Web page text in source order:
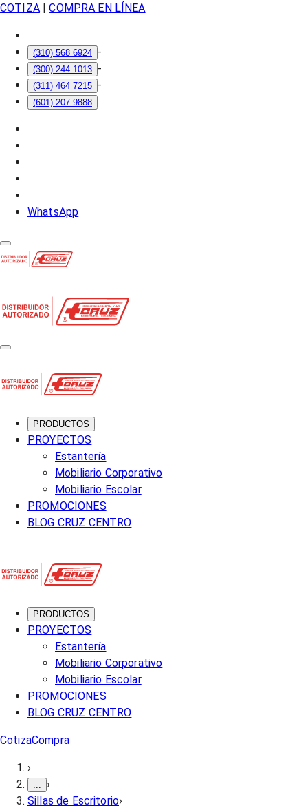
COTIZA| COMPRA EN LÍNEA
(310) 568 6924 -
(300) 244 1013 -
(311) 464 7215 -
(601) 207 9888
WhatsApp
PRODUCTOS
PROYECTOS
Estantería
Mobiliario Corporativo
Mobiliario Escolar
PROMOCIONES
BLOG CRUZ CENTRO
PRODUCTOS
PROYECTOS
Estantería
Mobiliario Corporativo
Mobiliario Escolar
PROMOCIONES
BLOG CRUZ CENTRO
CotizaCompra
›
›
Sillas de Escritorio›